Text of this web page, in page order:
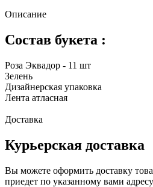
Описание
Состав букета :
Роза Эквадор - 11 шт
Зелень
Дизайнерская упаковка
Лента атласная
Доставка
Курьерская доставка
Вы можете оформить доставку
приедет по указанному вами